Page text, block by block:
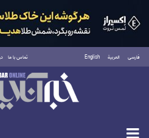
فارسی العربية English تماس با ما
جمعه ۱۶ مرداد ۱۴۰۵